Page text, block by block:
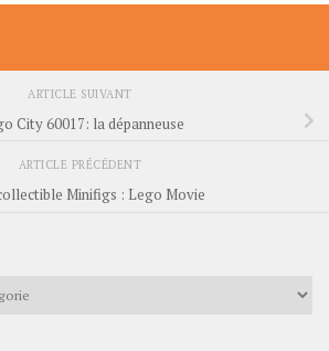
ARTICLE SUIVANT
City 60017: la dépanneuse
ARTICLE PRÉCÉDENT
Minifigs : Lego Movie